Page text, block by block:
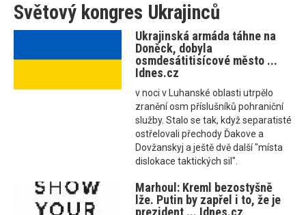
Světový kongres Ukrajinců
Ukrajinská armáda táhne na
Doněck, dobyla
osmdesátitisícové město ...
Idnes.cz
v noci v Luhanské oblasti utrpělo
zranění osm příslušníků pohraniční
služby. Stalo se tak, když separatisté
ostřelovali přechody Ďakove a
Dovžanskyj a ještě dvě další "místa
dislokace taktických sil".
Marhoul: Kreml bezostyšně
lže. Putin by zapřel i to, že je